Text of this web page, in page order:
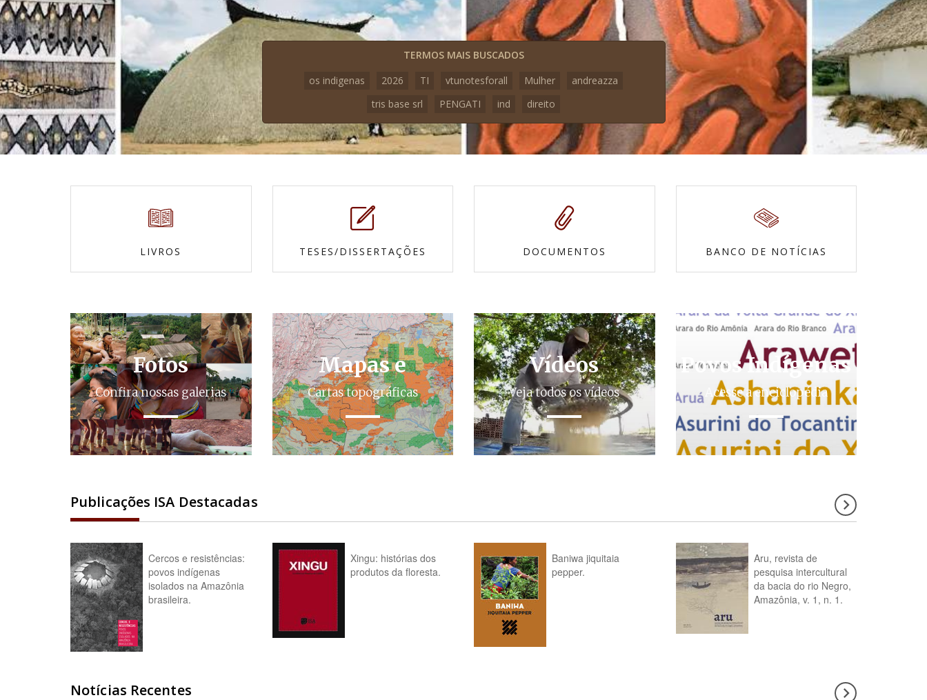
TERMOS MAIS BUSCADOS
os indigenas
2026 TI vtunotesforall Mulher
andreazza
tris base srl
PENGATI ind direito
LIVROS TESES/DISSERTAÇÕES DOCUMENTOS BANCO DE NOTÍCIAS
Fotos
Confira nossas galerias
Mapas e
Cartas topográficas
Vídeos
Veja todos os vídeos
Povos Indígenas
Acesse a enciclopédia
Publicações ISA Destacadas
Cercos e resistências:
povos indígenas
isolados na Amazônia
brasileira.
Xingu: histórias dos
produtos da floresta.
Baniwa jiquitaia
pepper.
Aru, revista de
pesquisa intercultural
da bacia do rio Negro,
Amazônia, v. 1, n. 1.
Notícias Recentes